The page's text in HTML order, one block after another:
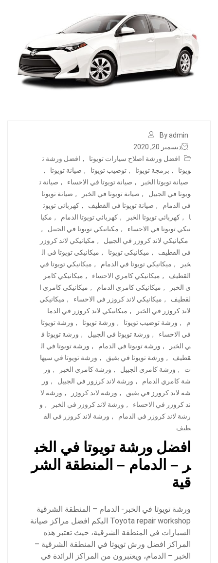
By admin
ديسمبر 20, 2020
افضل ورشة اصلاح سيارات تويوتا
, افضل ورشة ت
ويوتا
, برمجة تويوتا , توضيب تويوتا , صيانة تويوتا
,
صيانة تويوتا الخبر
, صيانة تويوتا في الاحساء , صيانة ت
ويوتا في الجبيل
, صيانة تويوتا في الخبر , صيانة تويوتا
في الدمام
, صيانة تويوتا في القطيف , كهربائي تويوت
ا
, كهربائي تويوتا الخبر , كهربائي تويوتا الدمام , مكيا
نيكي تويوتا في الاحساء
, مكيانيكي تويوتا في الجبيل
,
مكيانيكي لاند كروزر في الجبيل
, مكيانيكي لاند كروزر
في القطيف
, ميكانيكي تويوتا , ميكانيكي تويوتا في ال
خبر
, ميكانيكي تويوتا في الدمام , ميكانيكي تويوتا في
القطيف
, ميكانيكي كامري الاحساء , ميكانيكي كامر
ي الخبر
, ميكانيكي كامري الدمام , ميكانيكي كامري ا
لقطيف
, ميكانيكي لاند كروزر في الاحساء , ميكانيكي
لاند كروزر في الخبر
, ميكانيكي لاند كروزر في الدما
م
, ورشة توضيب تويوتا , ورشة تويوتا , ورشة تويوتا
في الاحساء
, ورشة تويوتا في الجبيل , ورشة تويوتا ف
ي الخبر
, ورشة تويوتا في الدمام , ورشة تويوتا في ال
قطيف
, ورشة تويوتا في بقيق , ورشة تويوتا في سيها
ت
, ورشة كامري الجبيل , ورشة كامري الخبر , ور
شة كامري الدمام
, ورشة لاند كرزور في الجبيل , ور
شة لاند كرورز في بقيق
, ورشة لاند كروزر , ورشة لا
ند كروزر في الاحساء
, ورشة لاند كروزر في الخبر , و
رشة لاند كروزر في الدمام
, ورشة لاند كروزر في الق
طيف
افضل ورشة تويوتا في الخب
ر – الدمام – المنطقة الشر
قية
ورشة تويوتا في الخبر- الدمام – المنطقة الشرقية
Toyota repair workshop اليكم افضل مراكز صيانة
السيارات في المنطقة الشرقية، حيث تعتبر هذه
المراكز افضل ورش تويوتا في المنطقة الشرقية –
الخبر – الدمام، ويعتبرون من المراكز الرائدة في